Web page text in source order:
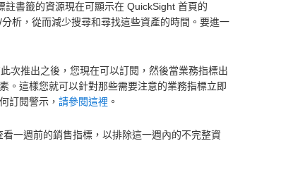
書籤的資源現在可顯示在 QuickSight 首頁的
析，從而減少搜尋和尋找這些資產的時間。要進一
次推出之後，您現在可以訂閱，然後當業務指標出
。這樣您就可以針對那些需要注意的業務指標立即
訂閱警示， 請參閱這裡 。
一週前的銷售指標，以排除這一週內的不完整資